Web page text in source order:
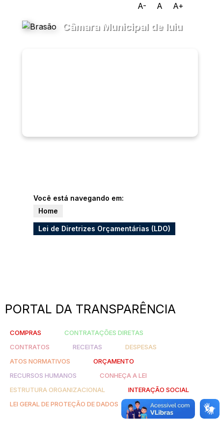
A- A A+
Câmara Municipal de Iuiu
Você está navegando em:
Home
Lei de Diretrizes Orçamentárias (LDO)
PORTAL DA TRANSPARÊNCIA
COMPRAS
CONTRATAÇÕES DIRETAS
CONTRATOS
RECEITAS
DESPESAS
ATOS NORMATIVOS
ORÇAMENTO
RECURSOS HUMANOS
CONHEÇA A LEI
ESTRUTURA ORGANIZACIONAL
INTERAÇÃO SOCIAL
LEI GERAL DE PROTEÇÃO DE DADOS